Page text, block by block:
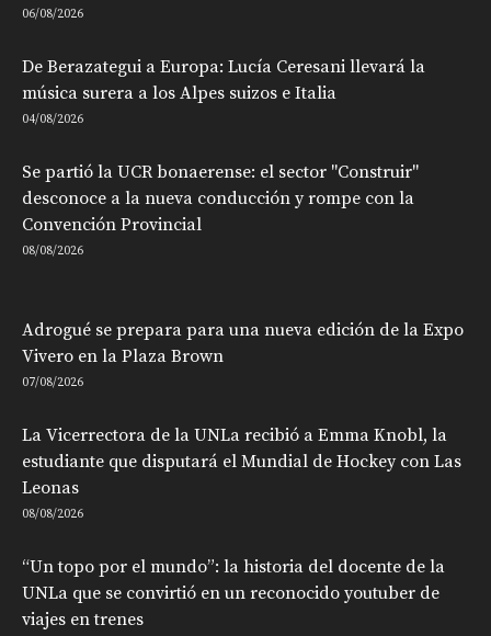
06/08/2026
De Berazategui a Europa: Lucía Ceresani llevará la
música surera a los Alpes suizos e Italia
04/08/2026
Se partió la UCR bonaerense: el sector "Construir"
desconoce a la nueva conducción y rompe con la
Convención Provincial
08/08/2026
Adrogué se prepara para una nueva edición de la Expo
Vivero en la Plaza Brown
07/08/2026
La Vicerrectora de la UNLa recibió a Emma Knobl, la
estudiante que disputará el Mundial de Hockey con Las
Leonas
08/08/2026
“Un topo por el mundo”: la historia del docente de la
UNLa que se convirtió en un reconocido youtuber de
viajes en trenes